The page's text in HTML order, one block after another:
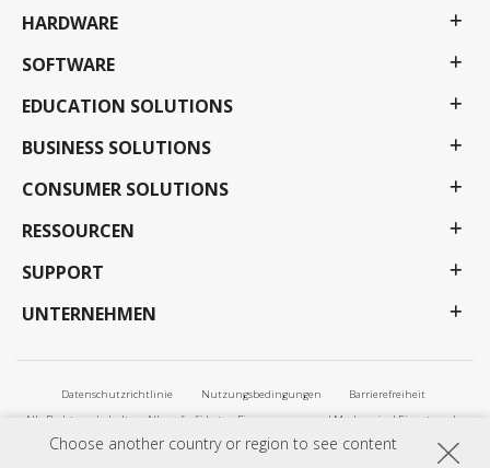
Choose another country or region to see content
HARDWARE
SOFTWARE
EDUCATION SOLUTIONS
BUSINESS SOLUTIONS
CONSUMER SOLUTIONS
RESSOURCEN
SUPPORT
UNTERNEHMEN
Datenschutzrichtlinie Nutzungsbedingungen
Barrierefreiheit
Alle Rechte vorbehalten. Alle aufgeführten Firmennamen und Marken sind Eigentum der
Spezifikationen können jederzeit ohne vorherige Bekanntgabe geändert werden. Die Bilder
dienen ausschließlich zum Zweck der Veranschaulichung. Angebote und Aktionen können